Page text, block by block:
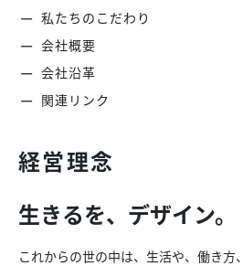
私たちのこだわり
会社概要
会社沿革
関連リンク
経営理念
生きるを、デザイン。
これからの世の中は、生活や、働き方